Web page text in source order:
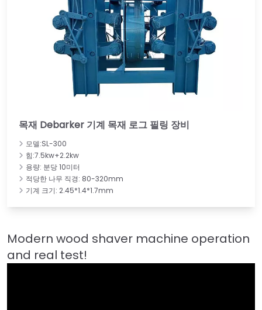
목재 Debarker 기계 목재 로그 필링 장비
모델:SL-300
힘:7.5kw+2.2kw
용량: 분당 10미터
적당한 나무 직경: 80-320mm
기계 크기: 2.45*1.4*1.7mm